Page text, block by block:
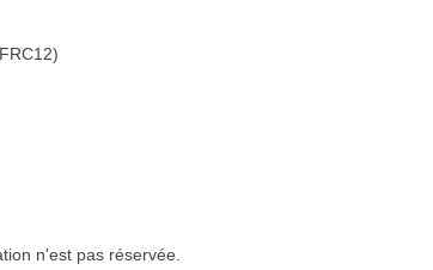
FRC12)
n'est pas réservée.